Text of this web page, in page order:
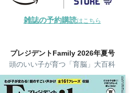
雑誌の予約購読はこちら
プレジデントFamily 2026年夏号
頭のいい子が育つ「育脳」大百科